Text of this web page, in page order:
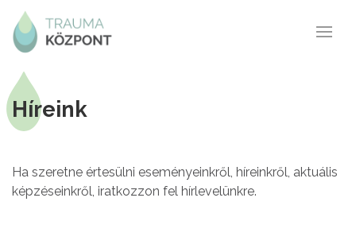
Híreink
Ha szeretne értesülni eseményeinkről, híreinkről, aktuális
képzéseinkről, iratkozzon fel hírlevelünkre.